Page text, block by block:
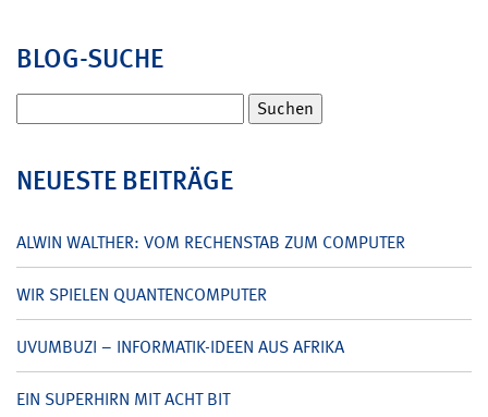
BLOG-SUCHE
nach:
NEUESTE BEITRÄGE
ALWIN WALTHER: VOM RECHENSTAB ZUM COMPUTER
WIR SPIELEN QUANTENCOMPUTER
UVUMBUZI – INFORMATIK-IDEEN AUS AFRIKA
EIN SUPERHIRN MIT ACHT BIT